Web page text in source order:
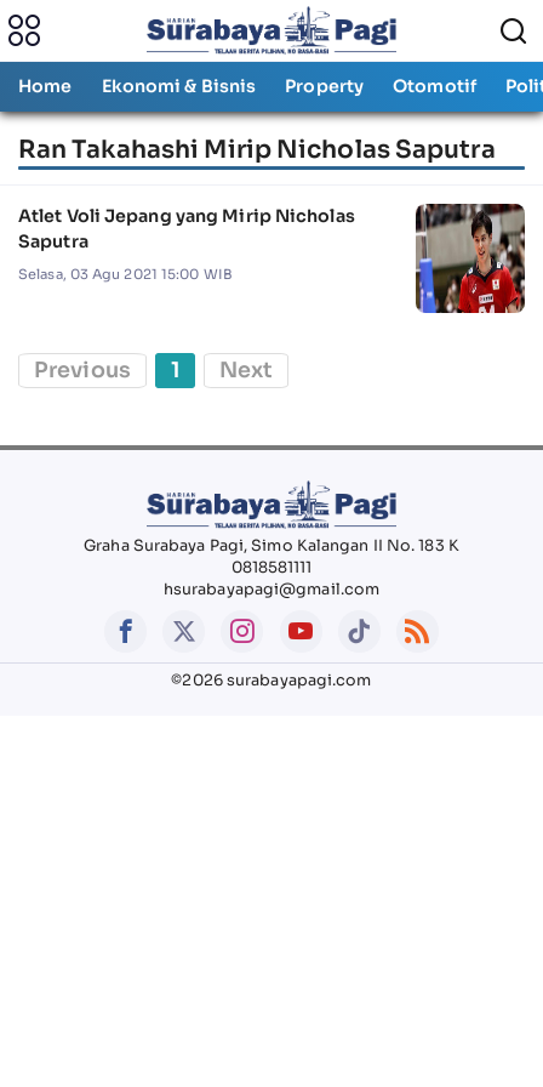
Home Ekonomi & Bisnis Property Otomotif
Ran Takahashi Mirip Nicholas Saputra
Atlet Voli Jepang yang Mirip Nicholas
Saputra
Selasa, 03 Agu 2021 15:00 WIB
Previous 1 Next
Graha Surabaya Pagi, Simo Kalangan II No. 183 K
0818581111
hsurabayapagi@gmail.com
©2026 surabayapagi.com